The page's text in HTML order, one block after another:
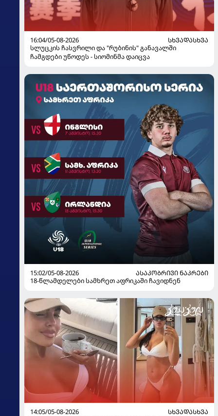
16:04/05-08-2026
ᲡᲮᲕᲐᲓᲐᲡᲮᲕᲐ
სლუცკის ჩასვრილი და "რუბინის" განავალში
ჩამგდები უწოდეს - სიომინმა დაიცვა
15:02/05-08-2026
ᲐᲡᲐᲙᲝᲑᲠᲘᲕᲘ ᲜᲐᲙᲠᲔᲑᲘ
18-წლამდელები სამხრეთ აფრიკაში ჩავიდნენ
14:05/05-08-2026
ᲡᲮᲕᲐᲓᲐᲡᲮᲕᲐ